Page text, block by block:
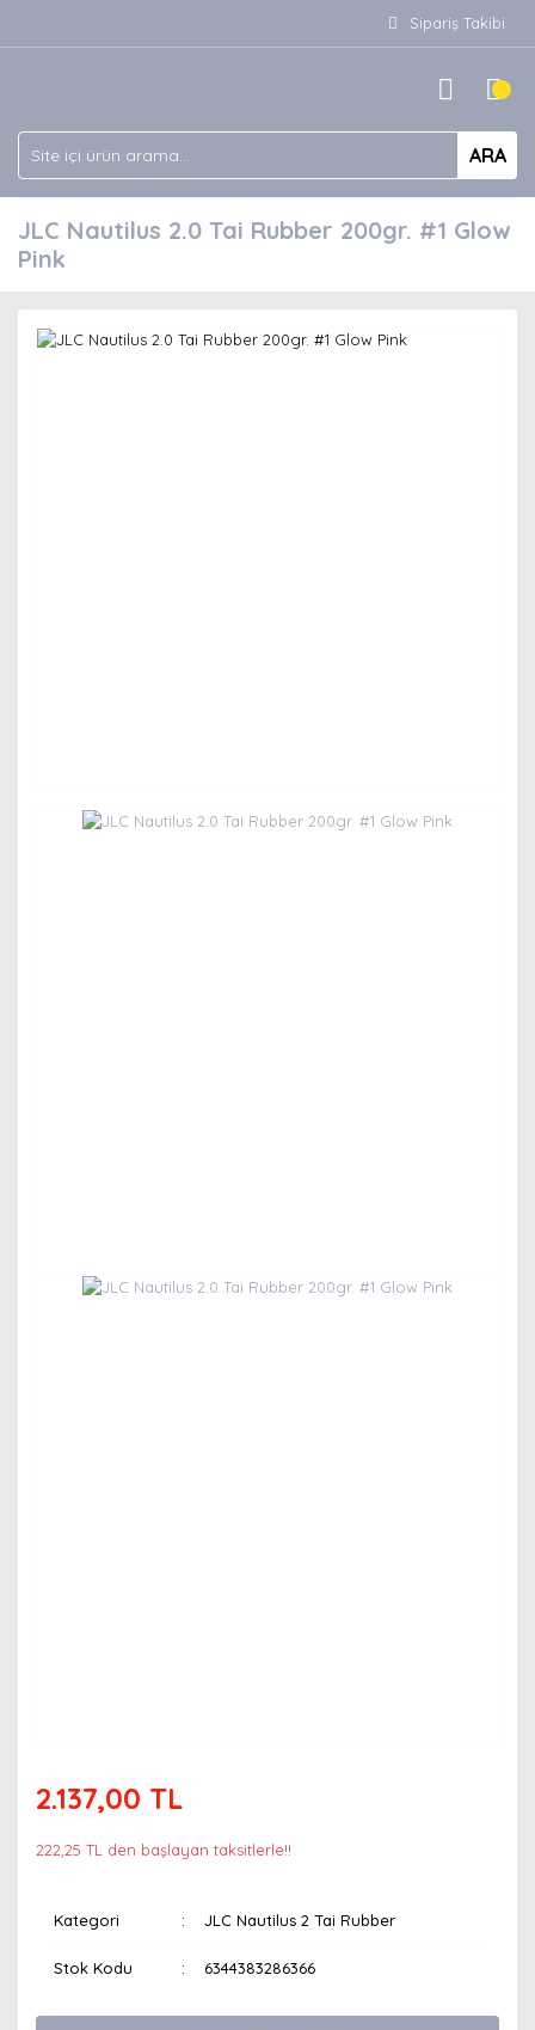
Sipariş Takibi
ARA
JLC Nautilus 2.0 Tai Rubber 200gr. #1 Glow
Pink
2.137,00 TL
222,25 TL den başlayan taksitlerle!!
Kategori JLC Nautilus 2 Tai Rubber
Stok Kodu 6344383286366